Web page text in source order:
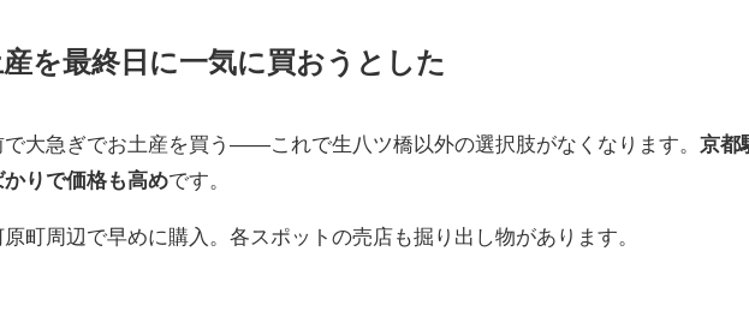
を最終日に一気に買おうとした
で大急ぎでお土産を買う——これで生八ツ橋以外の選択肢がなくなります。京都
りで価格も高めです。
町周辺で早めに購入。各スポットの売店も掘り出し物があります。